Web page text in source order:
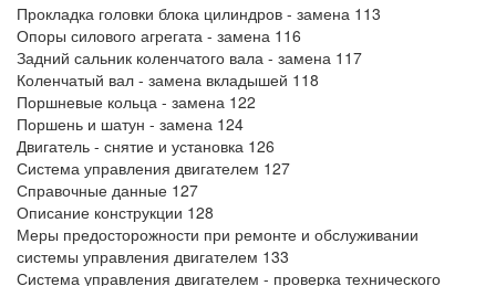
Прокладка головки блока цилиндров - замена 113
Опоры силового агрегата - замена 116
Задний сальник коленчатого вала - замена 117
Коленчатый вал - замена вкладышей 118
Поршневые кольца - замена 122
Поршень и шатун - замена 124
Двигатель - снятие и установка 126
Система управления двигателем 127
Справочные данные 127
Описание конструкции 128
Меры предосторожности при ремонте и обслуживании
системы управления двигателем 133
Система управления двигателем - проверка технического